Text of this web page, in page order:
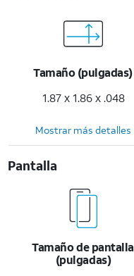
Tamaño (pulgadas)
1.87 x 1.86 x .048
Mostrar más detalles
Pantalla
Tamaño de pantalla
(pulgadas)